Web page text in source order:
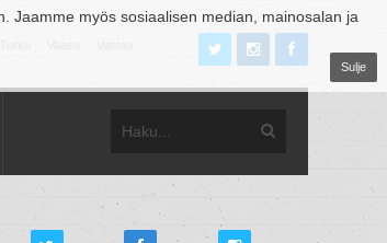
Jaamme myös sosiaalisen median, mainosalan ja
Sulje